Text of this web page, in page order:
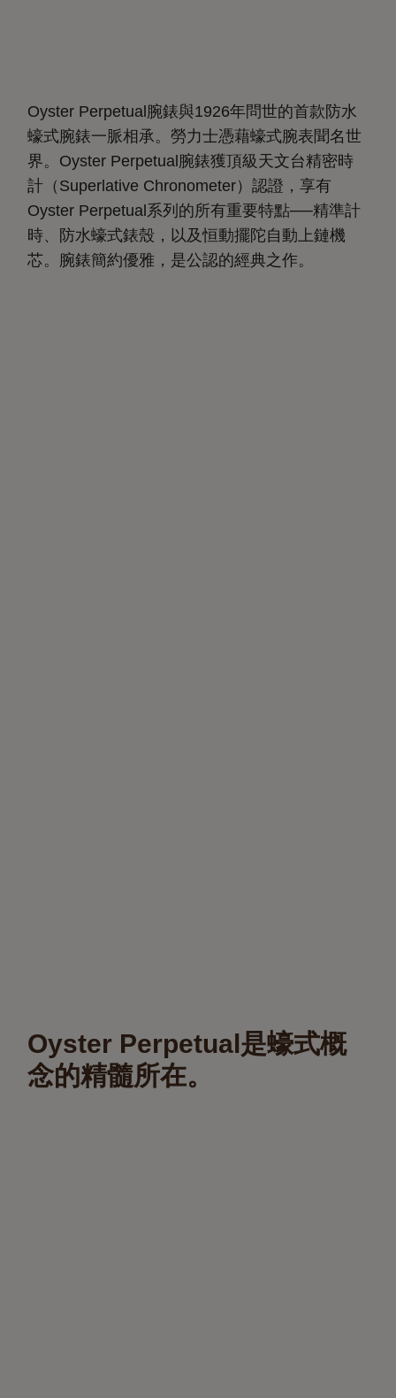
Oyster Perpetual腕錶與1926年問世的首款防水
蠔式腕錶一脈相承。勞力士憑藉蠔式腕表聞名世
界。Oyster Perpetual腕錶獲頂級天文台精密時
計（Superlative Chronometer）認證，享有
Oyster Perpetual系列的所有重要特點──精準計
時、防水蠔式錶殼，以及恒動擺陀自動上鏈機
芯。腕錶簡約優雅，是公認的經典之作。
Oyster Perpetual是蠔式概
念的精髓所在。